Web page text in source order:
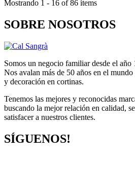
Mostrando 1 - 16 of 86 ítems
SOBRE NOSOTROS
Somos un negocio familiar desde el año
Nos avalan más de 50 años en el
y decoración en cortinas.
Tenemos las mejores y reconocidas
buscando la mejor relación en calidad,
satisfacer a nuestros clientes.
SÍGUENOS!